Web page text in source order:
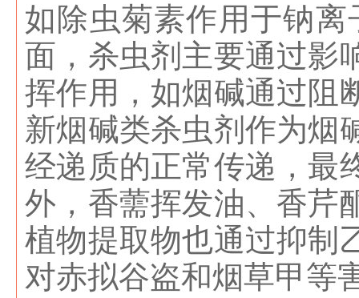
如除虫菊素作用于钠
面，杀虫剂主要通过影
挥作用，如烟碱通过阻
新烟碱类杀虫剂作为烟
经递质的正常传递，最
外，香薷挥发油、香芹
植物提取物也通过抑制
对赤拟谷盗和烟草甲等